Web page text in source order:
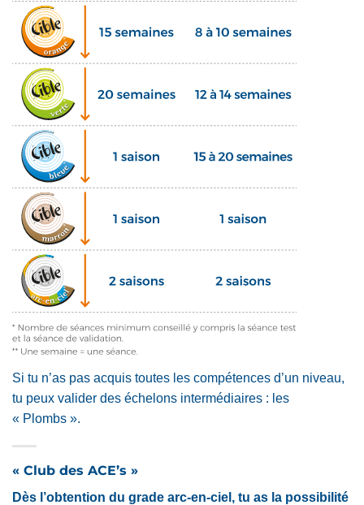
Si tu n’as pas acquis toutes les compétences d’un niveau,
tu peux valider des échelons intermédiaires : les
« Plombs ».
« Club des ACE’s »
Dès l’obtention du grade arc-en-ciel, tu as la possibilité